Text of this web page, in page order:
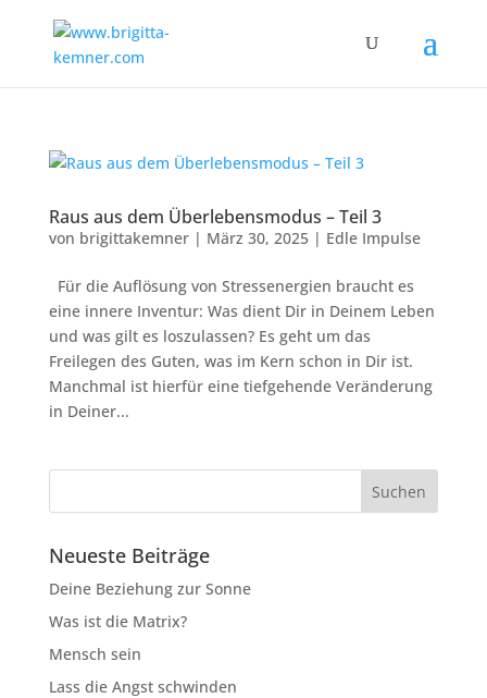
Raus aus dem Überlebensmodus – Teil 3
von brigittakemner| März 30, 2025| Edle Impulse
Für die Auflösung von Stressenergien braucht es
eine innere Inventur: Was dient Dir in Deinem Leben
und was gilt es loszulassen? Es geht um das
Freilegen des Guten, was im Kern schon in Dir ist.
Manchmal ist hierfür eine tiefgehende Veränderung
in Deiner...
Neueste Beiträge
Deine Beziehung zur Sonne
Was ist die Matrix?
Mensch sein
Lass die Angst schwinden